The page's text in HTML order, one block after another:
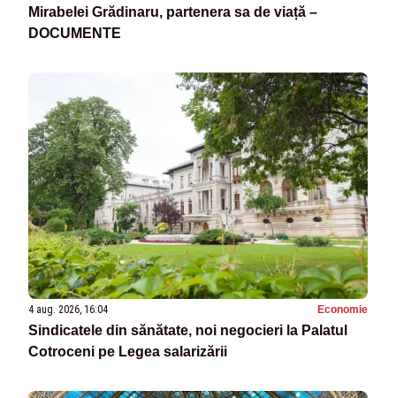
Mirabelei Grădinaru, partenera sa de viață –
DOCUMENTE
4 aug. 2026, 16:04 Economie
Sindicatele din sănătate, noi negocieri la Palatul
Cotroceni pe Legea salarizării